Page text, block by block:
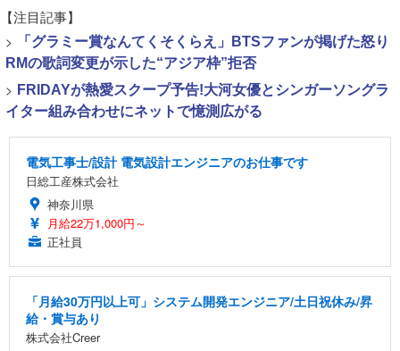
【注目記事】
>
「グラミー賞なんてくそくらえ」BTSファンが掲げた怒り
RMの歌詞変更が示した“アジア枠”拒否
> FRIDAYが熱愛スクープ予告!大河女優とシンガーソングラ
イター組み合わせにネットで憶測広がる
電気工事士/設計 電気設計エンジニアのお仕事です
日総工産株式会社
神奈川県
月給22万1,000円～
正社員
「月給30万円以上可」システム開発エンジニア/土日祝休み/昇
給・賞与あり
株式会社Creer